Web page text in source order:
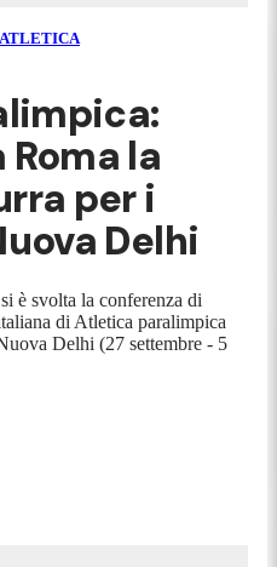
ATLETICA
la
per i
Delhi
è svolta la conferenza di
di Atletica paralimpica
Delhi (27 settembre - 5